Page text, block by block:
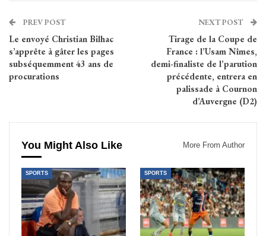
PREV POST
Le envoyé Christian Bilhac
s’apprête à gâter les pages
subséquemment 43 ans de
procurations
NEXT POST
Tirage de la Coupe de
France : l’Usam Nîmes,
demi-finaliste de l’parution
précédente, entrera en
palissade à Cournon
d’Auvergne (D2)
You Might Also Like More From Author
SPORTS SPORTS